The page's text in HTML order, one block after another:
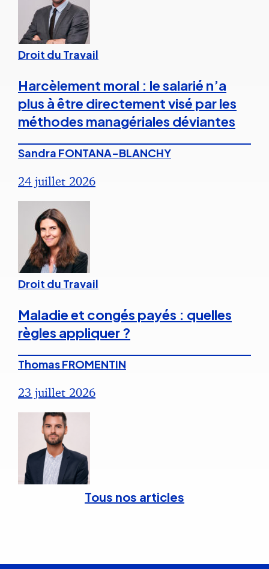
Droit du Travail
Harcèlement moral : le salarié n’a
plus à être directement visé par les
méthodes managériales déviantes
Sandra FONTANA-BLANCHY
24 juillet 2026
Droit du Travail
Maladie et congés payés : quelles
règles appliquer ?
Thomas FROMENTIN
23 juillet 2026
Tous nos articles